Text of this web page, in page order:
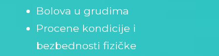
Bolova u grudima
Procene kondicije i
bezbednosti fizičke